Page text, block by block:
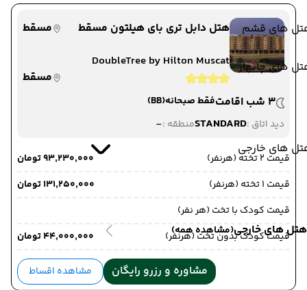
های قشم
های چابهار
های خارجی
هتل های خارجی(مشاهده همه)
هتل دابل تری بای هیلتون مسقط
مسقط
DoubleTree by Hilton Muscat
مسقط
3 شب اقامت
فقط صبحانه(BB)
دید اتاق :STANDARDمنطقه :-
قیمت 2 تخته (هرنفر)
۹۳٬۲۳۰٬۰۰۰ تومان
قیمت 1 تخته (هرنفر)
۱۳۱٬۲۵۰٬۰۰۰ تومان
قیمت کودک با تخت (هر نفر)
قیمت کودک بدون تخت (هرنفر)
۴۴٬۰۰۰٬۰۰۰ تومان
مشاوره و رزرو رایگان مشاهده اقساط